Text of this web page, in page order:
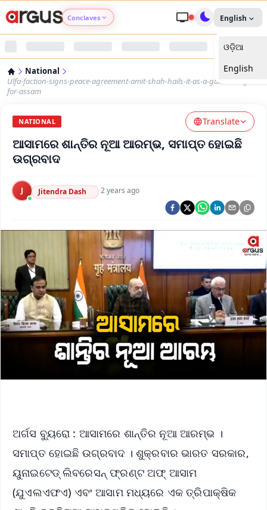
Conclaves
Argus Nari Shakti
Argus Health Connect
Argus Chalo Dekhein Apna Desh
English
ଓଡ଼ିଆ
English
National
Ulfa-faction-signs-peace-agreement-amit-shah-hails-it-as-a-golden-day-
for-assam
NATIONAL Translate
ଆସାମରେ ଶାନ୍ତିର ନୂଆ ଆରମ୍ଭ, ସମାପ୍ତ ହୋଇଛି
ଉଗ୍ରବାଦ
J Jitendra Dash ·2 years ago
ଅର୍ଗସ ବ୍ୟୁରୋ : ଆସାମରେ ଶାନ୍ତିର ନୂଆ ଆରମ୍ଭ ।
ସମାପ୍ତ ହୋଇଛି ଉଗ୍ରବାଦ । ଶୁକ୍ରବାର ଭାରତ ସରକାର,
ୟୁନାଇଟେଡ୍ ଲିବରେସନ୍ ଫ୍ରଣ୍ଟ ଅଫ୍ ଆସାମ
(ଯୁଏଲଏଫଏ) ଏବଂ ଆସାମ ମଧ୍ୟରେ ଏକ ତ୍ରିପାକ୍ଷିକ